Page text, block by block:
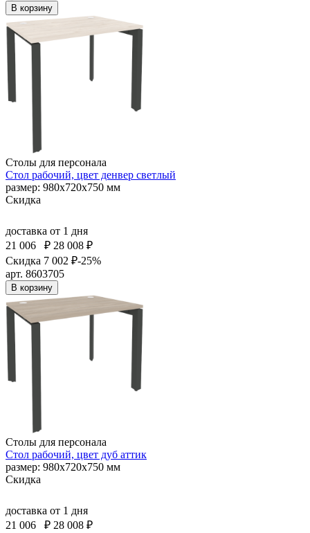
В корзину
Столы для персонала
Стол рабочий, цвет денвер светлый
размер: 980х720х750 мм
Скидка
доставка от 1 дня
21 006
₽ 28 008 ₽
Скидка 7 002 ₽-25%
арт. 8603705
В корзину
Столы для персонала
Стол рабочий, цвет дуб аттик
размер: 980х720х750 мм
Скидка
доставка от 1 дня
21 006
₽ 28 008 ₽